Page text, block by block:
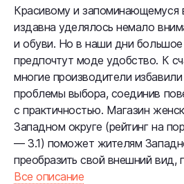
Красивому и запоминающемуся
издавна уделялось немало
и обуви. Но в наши дни
предпочтут моде удобство. К
многие производители
проблемы выбора, соединив
с практичностью. Магазин
Западном округе (рейтинг на
— 3.1) поможет жителям
преобразить свой внешний вид,
Все описание